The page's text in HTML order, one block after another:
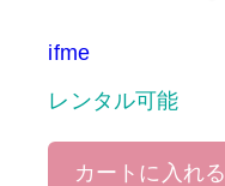
ifme
レンタル可能
カートに入れる